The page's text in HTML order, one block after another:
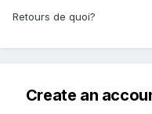
Retours de quoi?
Create an